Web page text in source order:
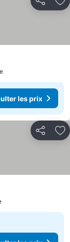
Partager
les prix
Partager